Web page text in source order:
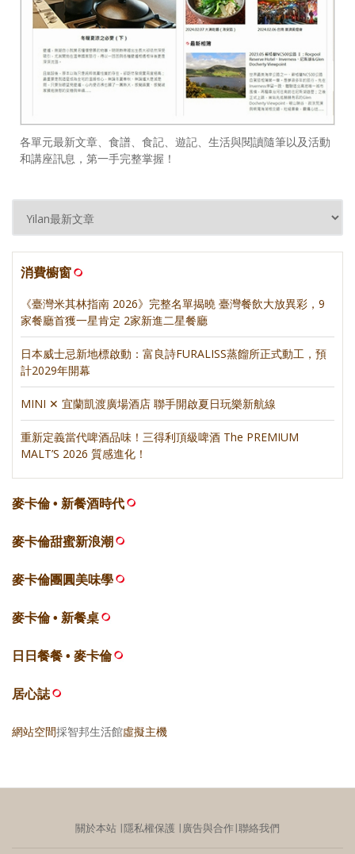
各單元最新文章、食譜、食記、遊記、生活與閱讀隨筆以及活動
和講座訊息，第一手完整掌握！
消費櫥窗
《臺灣米其林指南 2026》完整名單揭曉 臺灣餐飲大放異彩，9
家餐廳首獲一星肯定 2家新進二星餐廳
日本威士忌新地標啟動：富良詩FURALISS蒸餾所正式動工，預
計2029年開幕
MINI ✕ 宜蘭凱渡廣場酒店 聯手開啟夏日玩樂新航線
重新定義當代啤酒品味！三得利頂級啤酒 The PREMIUM
MALT’S 2026 質感進化！
麥卡倫 • 新餐酒時代
麥卡倫甜蜜新浪潮
麥卡倫團圓美味學
麥卡倫 • 新餐桌
日日餐餐 • 麥卡倫
居心誌
網站空間採智邦生活館虛擬主機
關於本站 ∣隱私權保護 ∣ 廣告與合作∣聯絡我們